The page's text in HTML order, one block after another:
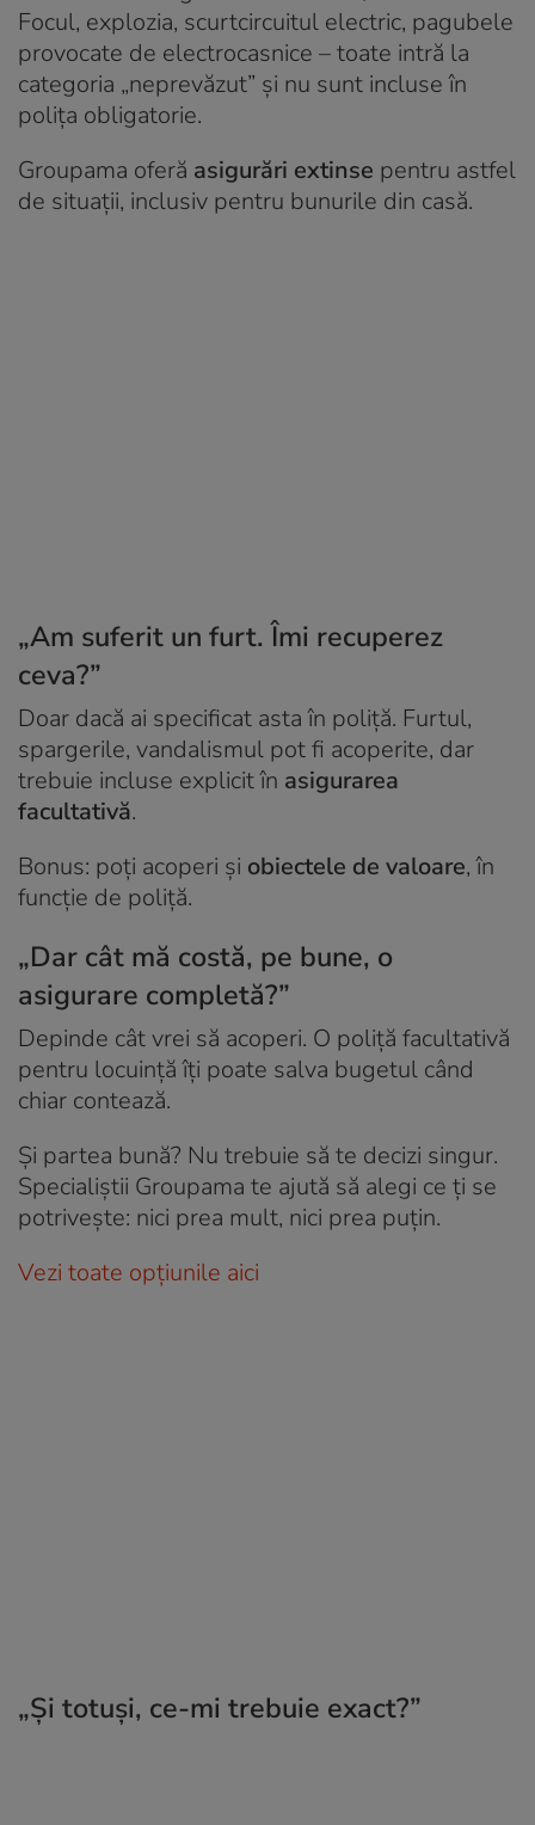
Focul, explozia, scurtcircuitul electric, pagubele
provocate de electrocasnice – toate intră la
categoria „neprevăzut” și nu sunt incluse în
polița obligatorie.
Groupama oferă asigurări extinse pentru astfel
de situații, inclusiv pentru bunurile din casă.
„Am suferit un furt. Îmi recuperez
ceva?”
Doar dacă ai specificat asta în poliță. Furtul,
spargerile, vandalismul pot fi acoperite, dar
trebuie incluse explicit în asigurarea
facultativă.
Bonus: poți acoperi și obiectele de valoare, în
funcție de poliță.
„Dar cât mă costă, pe bune, o
asigurare completă?”
Depinde cât vrei să acoperi. O poliță facultativă
pentru locuință îți poate salva bugetul când
chiar contează.
Și partea bună? Nu trebuie să te decizi singur.
Specialiștii Groupama te ajută să alegi ce ți se
potrivește: nici prea mult, nici prea puțin.
Vezi toate opțiunile aici
„Și totuși, ce-mi trebuie exact?”